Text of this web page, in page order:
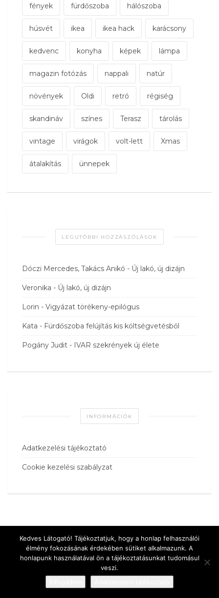
fények fürdőszoba hálószoba
húsvét ikea ikea hack karácsony
kedvenc konyha képek lámpa
magazin fotózás nappali natúr
növények Oldi retró régiség
skandináv színes Terasz tárolás
vintage virágok volt-lett Xmas
átalakítás ünnepek
LEGUTÓBBI HOZZÁSZÓLÁSOK
Dóczi Mercedes, Takács Anikó - Új lakó, új dizájn
Veronika - Új lakó, új dizájn
Lorin - Vigyázat törékeny-epilógus
Kata - Fürdőszoba felújítás kis költségvetésből
Pogány Judit - IVAR szekrények új élete
INFORMÁCIÓK
Adatkezelési tájékoztató
Cookie kezelési szabályzat
Kedves Látogató! Tájékoztatjuk, hogy a honlap felhasználói
élmény fokozásának érdekében sütiket alkalmazunk. A
honlapunk használatával ön a tájékoztatásunkat tudomásul
veszi.